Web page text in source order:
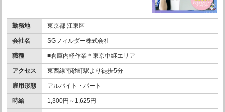
勤務地 東京都 江東区
会社名 SGフィルダー株式会社
職種 ■倉庫内軽作業＊東京中継エリア
アクセス 東西線南砂町駅より徒歩5分
雇用形態 アルバイト・パート
時給 1,300円～1,625円